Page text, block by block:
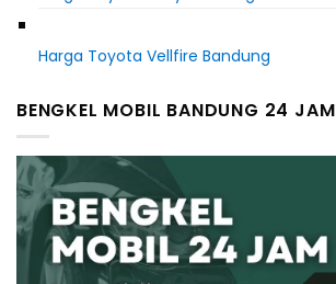
Harga Toyota Vellfire Bandung
BENGKEL MOBIL BANDUNG 24 JAM